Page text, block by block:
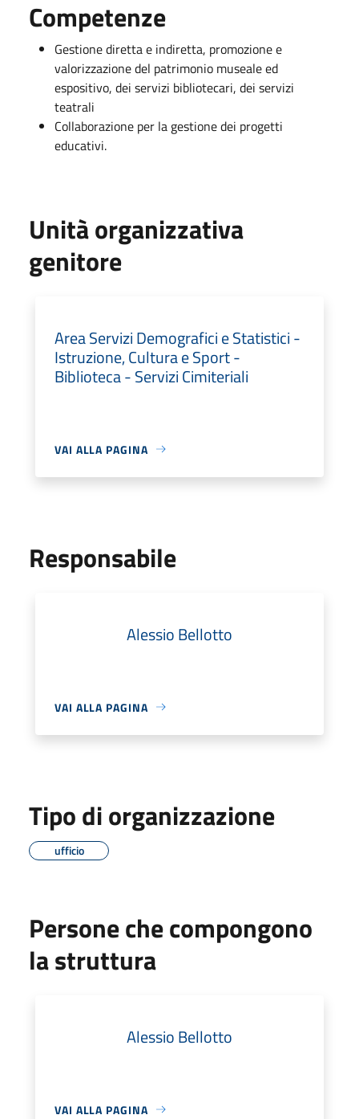
Competenze
Gestione diretta e indiretta, promozione e
valorizzazione del patrimonio museale ed
espositivo, dei servizi bibliotecari, dei servizi
teatrali
Collaborazione per la gestione dei progetti
educativi.
Unità organizzativa
genitore
Area Servizi Demografici e Statistici -
Istruzione, Cultura e Sport -
Biblioteca - Servizi Cimiteriali
VAI ALLA PAGINA
Responsabile
Alessio Bellotto
VAI ALLA PAGINA
Tipo di organizzazione
ufficio
Persone che compongono
la struttura
Alessio Bellotto
VAI ALLA PAGINA